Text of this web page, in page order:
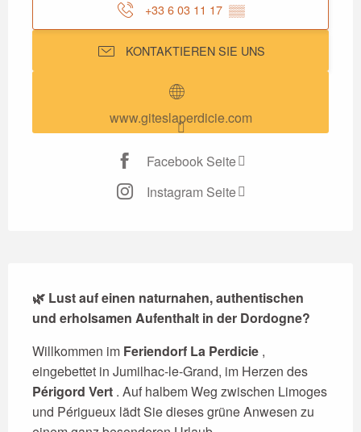
+33 6 03 11 17 ▒▒
KONTAKTIEREN SIE UNS
www.giteslaperdicie.com
Facebook Seite
Instagram Seite
🌿 Lust auf einen naturnahen, authentischen
und erholsamen Aufenthalt in der Dordogne?
Willkommen im Feriendorf La Perdicie ,
Périgord Vert . Auf halbem Weg zwischen Limoges
und Périgueux lädt Sie dieses grüne Anwesen zu